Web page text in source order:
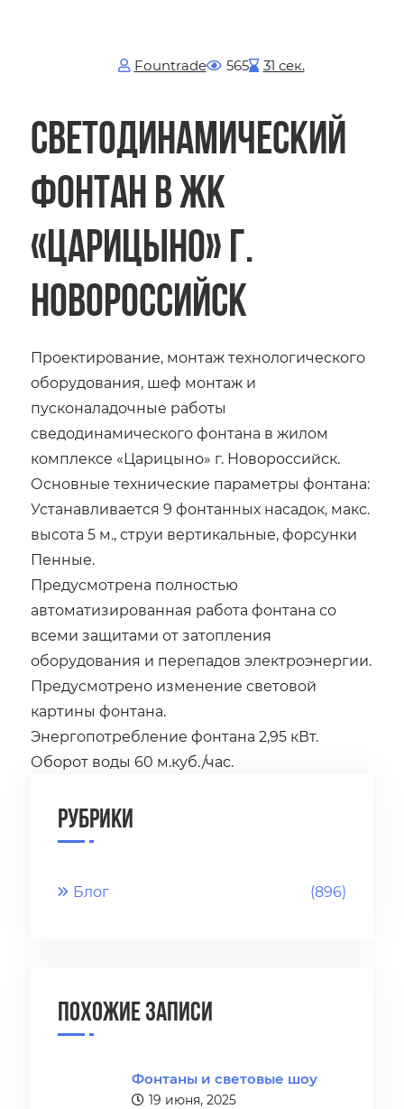
Fоuntrade 565 31 сек.
Светодинамический
фонтан в ЖК
«Царицыно» г.
Новороссийск
Проектирование, монтаж технологического
оборудования, шеф монтаж и
пусконаладочные работы
сведодинамического фонтана в жилом
комплексе «Царицыно» г. Новороссийск.
Основные технические параметры фонтана:
Устанавливается 9 фонтанных насадок, макс.
высота 5 м., струи вертикальные, форсунки
Пенные.
Предусмотрена полностью
автоматизированная работа фонтана со
всеми защитами от затопления
оборудования и перепадов электроэнергии.
Предусмотрено изменение световой
картины фонтана.
Энергопотребление фонтана 2,95 кВт.
Оборот воды 60 м.куб./час.
Рубрики
Блог (896)
Похожие записи
Фонтаны и световые шоу
19 июня, 2025